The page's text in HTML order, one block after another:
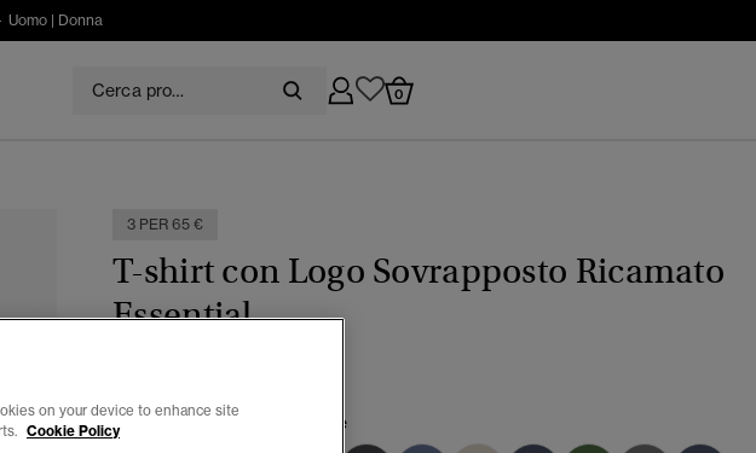
Uomo | Donna
0
3 PER 65 €
T-shirt con Logo Sovrapposto Ricamato
Essential
Colore:Kaki alloro/Arancione
on your device to enhance site
Cookie Policy